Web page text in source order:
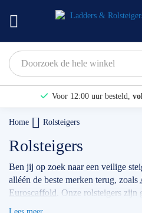
Voor 12:00 uur besteld,
Home Rolsteigers
Rolsteigers
Ben jij op zoek naar een veilige
alléén de beste merken terug, zoals
Euroscaffold . Onze rolsteigers